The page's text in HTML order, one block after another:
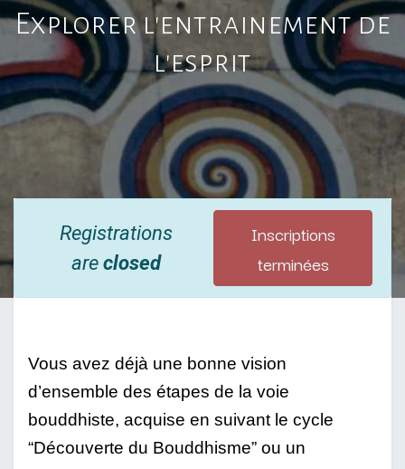
Explorer l'entrainement de
l'esprit
Registrations
areclosed
Inscriptions
terminées
Vous avez déjà une bonne vision
d’ensemble des étapes de la voie
bouddhiste, acquise en suivant le cycle
“Découverte du Bouddhisme” ou un